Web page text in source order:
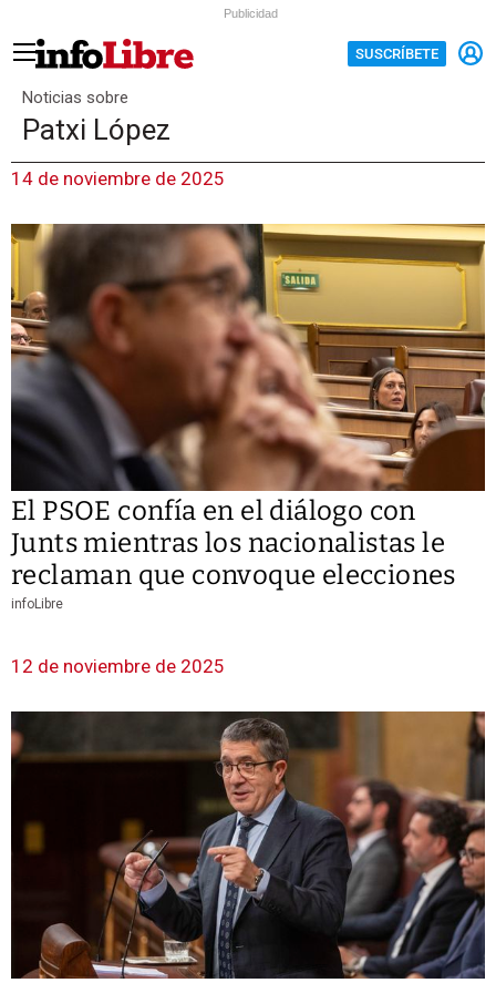
Publicidad
SUSCRÍBETE
Noticias sobre
Patxi López
14 de noviembre de 2025
El PSOE confía en el diálogo con
Junts mientras los nacionalistas le
reclaman que convoque elecciones
infoLibre
12 de noviembre de 2025